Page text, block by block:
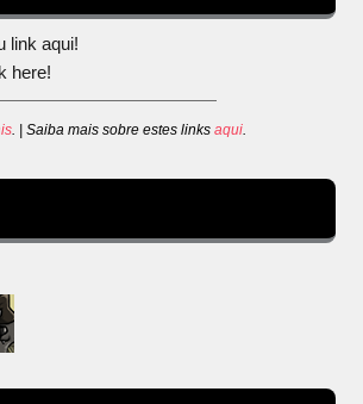
link aqui!
here!
. | Saiba mais sobre estes links aqui.